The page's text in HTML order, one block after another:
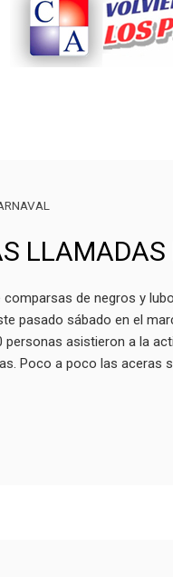
LLAMADAS
comparsas de negros y
pasado sábado en el
personas asistieron a la
Poco a poco las aceras